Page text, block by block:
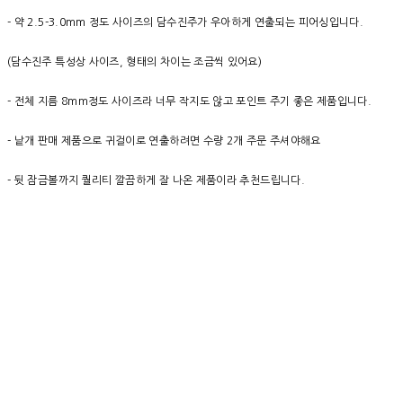
- 약 2.5-3.0mm 정도 사이즈의 담수진주가 우아하게 연출되는 피어싱입니다.
(담수진주 특성상 사이즈, 형태의 차이는 조금씩 있어요)
- 전체 지름 8mm정도 사이즈라 너무 작지도 않고 포인트 주기 좋은 제품입니다.
- 낱개 판매 제품으로 귀걸이로 연출하려면 수량 2개 주문 주셔야해요
- 뒷 잠금볼까지 퀄리티 깔끔하게 잘 나온 제품이라 추천드립니다.